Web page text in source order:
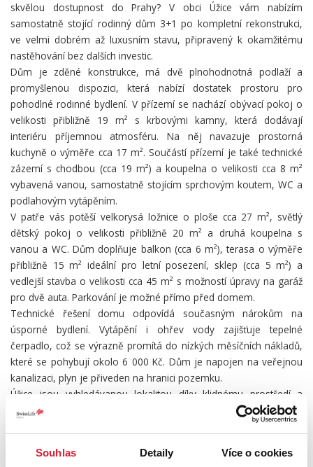
Souhlas Detaily Více o cookies
skvělou dostupnost do Prahy? V obci Úžice vám nabízím
samostatně stojící rodinný dům 3+1 po kompletní rekonstrukci,
ve velmi dobrém až luxusním stavu, připravený k okamžitému
nastěhování bez dalších investic.
Dům je zděné konstrukce, má dvě plnohodnotná podlaží a
promyšlenou dispozici, která nabízí dostatek prostoru pro
pohodlné rodinné bydlení. V přízemí se nachází obývací pokoj o
velikosti přibližně 19 m² s krbovými kamny, která dodávají
interiéru příjemnou atmosféru. Na něj navazuje prostorná
kuchyně o výměře cca 17 m². Součástí přízemí je také technické
zázemí s chodbou (cca 19 m²) a koupelna o velikosti cca 8 m²
vybavená vanou, samostatně stojícím sprchovým koutem, WC a
podlahovým vytápěním.
V patře vás potěší velkorysá ložnice o ploše cca 27 m², světlý
dětský pokoj o velikosti přibližně 20 m² a druhá koupelna s
vanou a WC. Dům doplňuje balkon (cca 6 m²), terasa o výměře
přibližně 15 m² ideální pro letní posezení, sklep (cca 5 m²) a
vedlejší stavba o velikosti cca 45 m² s možností úpravy na garáž
pro dvě auta. Parkování je možné přímo před domem.
Technické řešení domu odpovídá současným nárokům na
úsporné bydlení. Vytápění i ohřev vody zajišťuje tepelné
čerpadlo, což se výrazně promítá do nízkých měsíčních nákladů,
které se pohybují okolo 6 000 Kč. Dům je napojen na veřejnou
kanalizaci, plyn je přiveden na hranici pozemku.
Úžice jsou vyhledávanou lokalitou díky klidnému prostředí a
zároveň výborné dostupnosti do Prahy – MHD spojení přímo do
hlavního města je významným benefitem pro každodenní
Tato nemovitost představuje ideální kombinaci prostoru,